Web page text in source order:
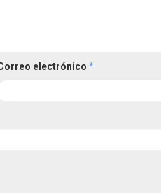
electrónico*